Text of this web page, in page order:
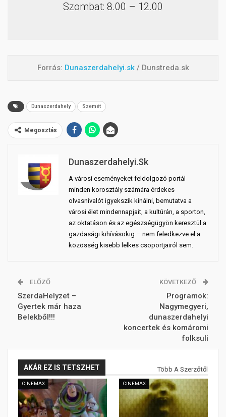
Szombat: 8.00 – 12.00
Forrás: Dunaszerdahelyi.sk/ Dunstreda.sk
Dunaszerdahely Szemét
Megosztás
Dunaszerdahelyi.sk
A városi eseményeket feldolgozó portál
minden korosztály számára érdekes
olvasnivalót igyekszik kínálni, bemutatva a
városi élet mindennapjait, a kultúrán, a sporton,
az oktatáson és az egészségügyön keresztül a
gazdasági kihívásokig – nem feledkezve el a
közösség kisebb lelkes csoportjairól sem.
ELŐZŐ
SzerdaHelyzet –
Gyertek már haza
Belekből!!!
KÖVETKEZŐ
Programok:
Nagymegyeri,
dunaszerdahelyi
koncertek és komáromi
folksuli
AKÁR EZ IS TETSZHET Több A Szerzőtől
CINEMAX CINEMAX